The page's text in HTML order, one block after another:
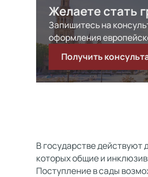
Желаете стать
Запишитесь на
оформления
Получить
В государстве действуют
которых общие и
Поступление в сады